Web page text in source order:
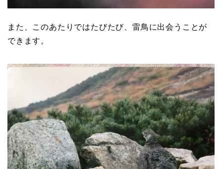
また、このあたりではたびたび、雷鳥に出会うことが
できます。